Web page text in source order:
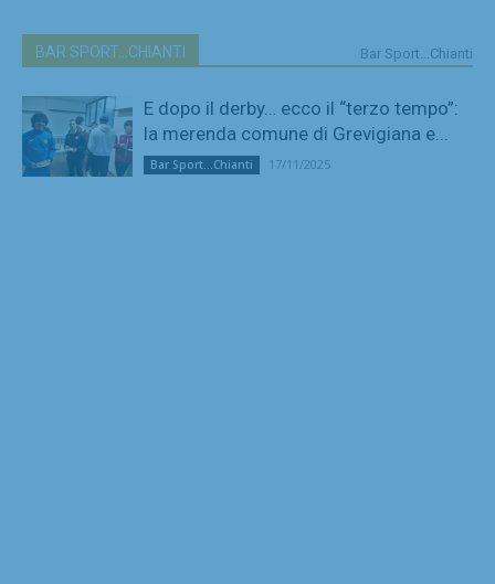
BAR SPORT...CHIANTI Bar Sport...Chianti
E dopo il derby… ecco il “terzo tempo”:
la merenda comune di Grevigiana e...
Bar Sport...Chianti 17/11/2025